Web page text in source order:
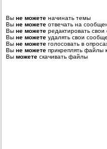
Вы не можете начинать темы
Вы не можете отвечать на
Вы не можете редактировать
Вы не можете удалять свои
Вы не можете голосовать в
Вы не можете прикреплять файлы
Вы можете скачивать файлы